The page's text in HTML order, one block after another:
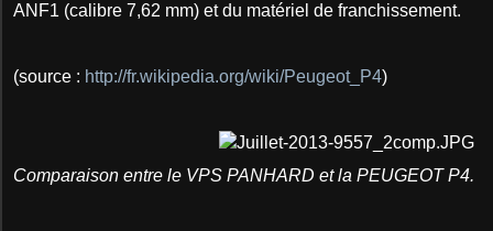
ANF1 (calibre 7,62 mm) et du matériel de franchissement.
(source : http://fr.wikipedia.org/wiki/Peugeot_P4)
Comparaison entre le VPS PANHARD et la PEUGEOT P4.